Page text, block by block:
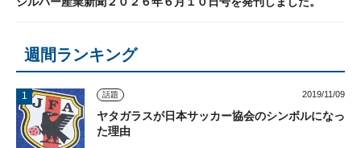
週間ランキング
話題 2019/11/09
ヤタガラスが日本サッカー協会のシンボルになっ
た理由